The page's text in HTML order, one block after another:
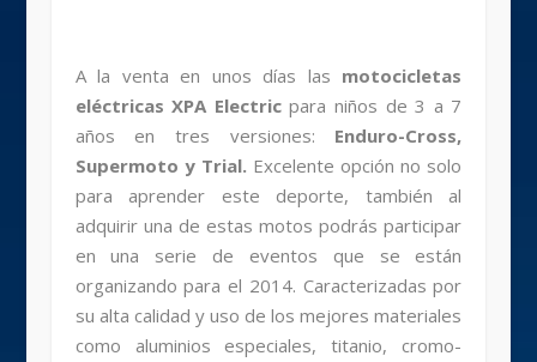
A la venta en unos días las motocicletas
eléctricas XPA Electricpara niños de 3 a 7
años en tres versiones: Enduro-Cross,
Supermoto y Trial. Excelente opción no solo
para aprender este deporte, también al
adquirir una de estas motos podrás participar
en una serie de eventos que se están
organizando para el 2014. Caracterizadas por
su alta calidad y uso de los mejores materiales
como aluminios especiales, titanio, cromo-